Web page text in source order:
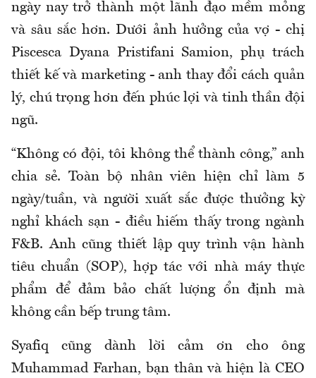
ngày nay trở thành một lãnh đạo mềm mỏng
và sâu sắc hơn. Dưới ảnh hưởng của vợ - chị
Piscesca Dyana Pristifani Samion, phụ trách
thiết kế và marketing - anh thay đổi cách quản
lý, chú trọng hơn đến phúc lợi và tinh thần đội
ngũ.
“Không có đội, tôi không thể thành công,” anh
chia sẻ. Toàn bộ nhân viên hiện chỉ làm 5
ngày/tuần, và người xuất sắc được thưởng kỳ
nghỉ khách sạn - điều hiếm thấy trong ngành
F&B. Anh cũng thiết lập quy trình vận hành
tiêu chuẩn (SOP), hợp tác với nhà máy thực
phẩm để đảm bảo chất lượng ổn định mà
không cần bếp trung tâm.
Syafiq cũng dành lời cảm ơn cho ông
Muhammad Farhan, bạn thân và hiện là CEO